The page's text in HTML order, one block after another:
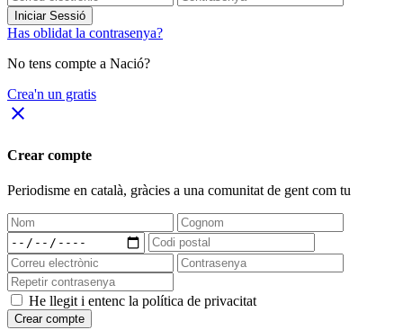
Iniciar Sessió
Has oblidat la contrasenya?
No tens compte a Nació?
Crea'n un gratis
close
Crear compte
Periodisme en català, gràcies a una comunitat de gent com tu
He llegit i entenc la política de privacitat
Crear compte